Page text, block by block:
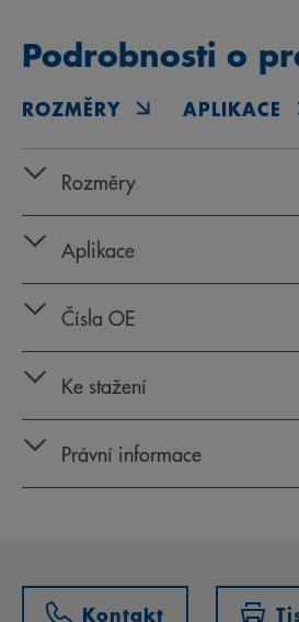
Podrobnosti o
ROZMĚRY APLIKACE
Rozměry
Aplikace
Čísla OE
Ke stažení
Právní informace
Kontakt